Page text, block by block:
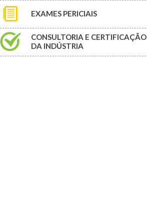
EXAMES PERICIAIS
CONSULTORIA E CERTIFICAÇÃO
DA INDÚSTRIA